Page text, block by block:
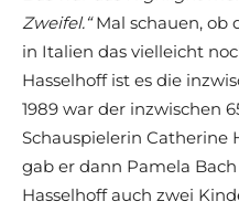
Zweifel.“Mal schauen, ob
in Italien das vielleicht
Hasselhoff ist es die
1989 war der inzwischen
Schauspielerin Catherine
gab er dann Pamela
Hasselhoff auch zwei